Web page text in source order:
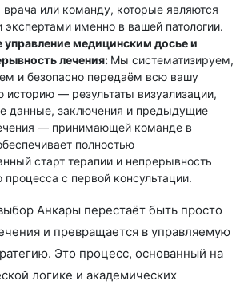
или команду, которые являются
именно в вашей патологии.
управление медицинским досье и
лечения: Мы систематизируем,
и безопасно передаём всю вашу
историю — результаты визуализации,
данные, заключения и предыдущие
— принимающей команде в
полностью
старт терапии и непрерывность
процесса с первой консультации.
Анкары перестаёт быть просто
и превращается в управляемую
Это процесс, основанный на
логике и академических